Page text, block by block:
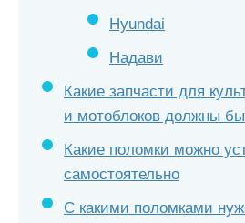
Hyundai
Надави
Какие запчасти для
и мотоблоков должны
Какие поломки можно
самостоятельно
С какими поломками